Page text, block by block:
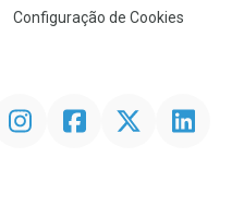
Configuração de Cookies
InstagramFacebookTwitter Linkedin